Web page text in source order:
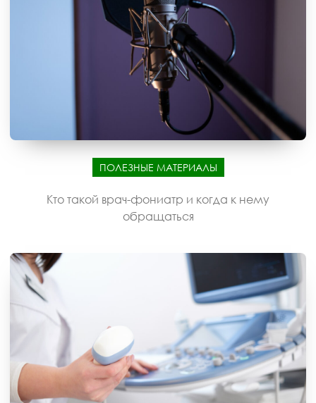
ПОЛЕЗНЫЕ МАТЕРИАЛЫ
Кто такой врач-фониатр и когда к нему
обращаться